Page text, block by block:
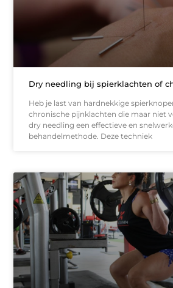
Dry needling bij spierklachten of
Heb je last van hardnekkige
chronische pijnklachten die maar niet
dry needling een effectieve en
behandelmethode. Deze techniek